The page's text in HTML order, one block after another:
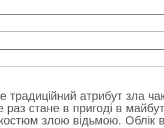
атрибут зла
стане в пригоді в
злою відьмою. Облік